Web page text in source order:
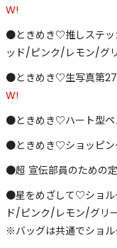
W!
●ときめき♡推しステッ
ッド/ピンク/レモン/グ
●ときめき♡生写真第27
W!
●ときめき♡ハート型
●ときめき♡ショッピン
●超 宣伝部員のための
●星をめざして♡ショル
ド/ピンク/レモン/グリ
※バッグは共通でショ